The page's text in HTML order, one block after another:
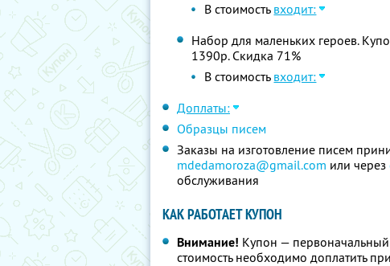
В стоимость входит:
Набор для маленьких героев.
1390р. Скидка 71%
В стоимость входит:
Доплаты:
Образцы писем
Заказы на изготовление писем
mdedamoroza@gmail.com или через
обслуживания
КАК РАБОТАЕТ КУПОН
Внимание! Купон —
стоимость необходимо доплатить